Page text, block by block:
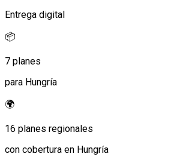
Entrega digital
📦
7 planes
para Hungría
🌍
16 planes regionales
con cobertura en Hungría